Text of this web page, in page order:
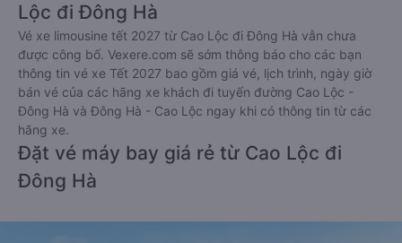
Lộc đi Đông Hà
Vé xe limousine tết 2027 từ Cao Lộc đi Đông Hà vẫn chưa
được công bố. Vexere.com sẽ sớm thông báo cho các bạn
thông tin vé xe Tết 2027 bao gồm giá vé, lịch trình, ngày giờ
bán vé của các hãng xe khách đi tuyến đường Cao Lộc -
Đông Hà và Đông Hà - Cao Lộc ngay khi có thông tin từ các
hãng xe.
Đặt vé máy bay giá rẻ từ Cao Lộc đi
Đông Hà